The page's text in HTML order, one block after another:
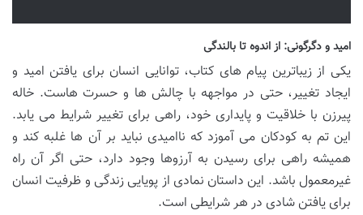
امید و دگرگونی: از اندوه تا بالندگی
یکی از زیباترین پیام های کتاب، توانایی انسان برای یافتن امید و
ایجاد تغییر، حتی در مواجهه با چالش ها و حسرت هاست. خاله
پیرزن با خلاقیت و پایداری خود، راهی برای تغییر شرایط می یابد.
این تم به کودکان می آموزد که ناامیدی نباید بر آن ها غلبه کند و
همیشه راهی برای رسیدن به آرزوها وجود دارد، حتی اگر آن راه
غیرمعمول باشد. این داستان نمادی از پویایی زندگی و ظرفیت انسان
برای یافتن شادی در هر شرایطی است.